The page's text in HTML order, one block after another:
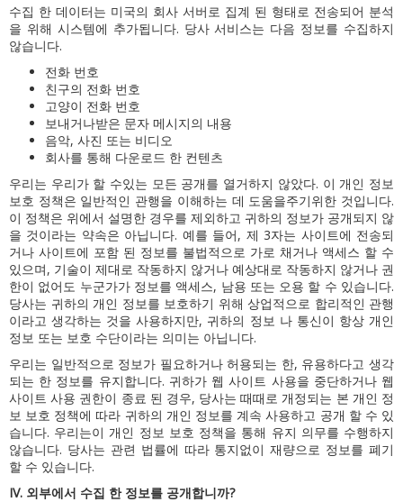
수집 한 데이터는 미국의 회사 서버로 집계 된 형태로 전송되어 분석
을 위해 시스템에 추가됩니다. 당사 서비스는 다음 정보를 수집하지
않습니다.
전화 번호
친구의 전화 번호
고양이 전화 번호
보내거나받은 문자 메시지의 내용
음악, 사진 또는 비디오
회사를 통해 다운로드 한 컨텐츠
우리는 우리가 할 수있는 모든 공개를 열거하지 않았다. 이 개인 정보
보호 정책은 일반적인 관행을 이해하는 데 도움을주기위한 것입니다.
이 정책은 위에서 설명한 경우를 제외하고 귀하의 정보가 공개되지 않
을 것이라는 약속은 아닙니다. 예를 들어, 제 3자는 사이트에 전송되
거나 사이트에 포함 된 정보를 불법적으로 가로 채거나 액세스 할 수
있으며, 기술이 제대로 작동하지 않거나 예상대로 작동하지 않거나 권
한이 없어도 누군가가 정보를 액세스, 남용 또는 오용 할 수 있습니다.
당사는 귀하의 개인 정보를 보호하기 위해 상업적으로 합리적인 관행
이라고 생각하는 것을 사용하지만, 귀하의 정보 나 통신이 항상 개인
정보 또는 보호 수단이라는 의미는 아닙니다.
우리는 일반적으로 정보가 필요하거나 허용되는 한, 유용하다고 생각
되는 한 정보를 유지합니다. 귀하가 웹 사이트 사용을 중단하거나 웹
사이트 사용 권한이 종료 된 경우, 당사는 때때로 개정되는 본 개인 정
보 보호 정책에 따라 귀하의 개인 정보를 계속 사용하고 공개 할 수 있
습니다. 우리는이 개인 정보 보호 정책을 통해 유지 의무를 수행하지
않습니다. 당사는 관련 법률에 따라 통지없이 재량으로 정보를 폐기
할 수 있습니다.
IV. 외부에서 수집 한 정보를 공개합니까?